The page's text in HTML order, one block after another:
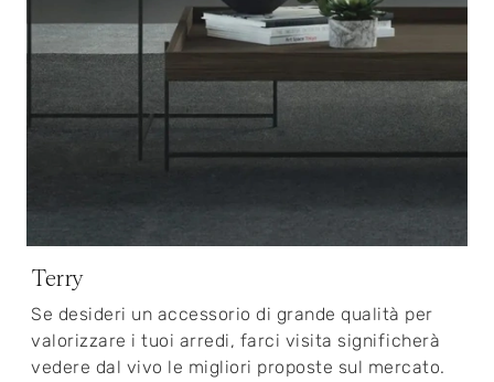
Terry
Se desideri un accessorio di grande qualità per
valorizzare i tuoi arredi, farci visita significherà
vedere dal vivo le migliori proposte sul mercato.